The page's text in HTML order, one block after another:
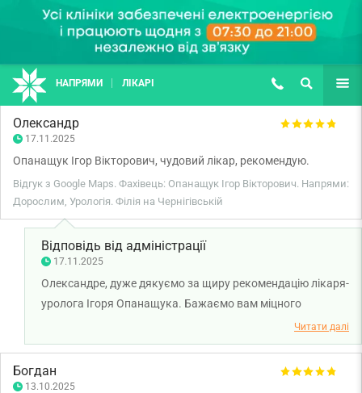
Олександр
17.11.2025
Опанащук Ігор Вікторович, чудовий лікар, рекомендую.
Відгук з Google Maps. Фахівець: Опанащук Ігор Вікторович. Напрями:
Дорослим, Урологія. Філія на Чернігівській
Відповідь від адміністрації
17.11.2025
Олександре, дуже дякуємо за щиру рекомендацію лікаря-
уролога Ігоря Опанащука. Бажаємо вам міцного
Читати далі
Богдан
13.10.2025
НАПРЯМИ ЛІКАРІ (067) 127-03-03
ПОШУК ЩЕ